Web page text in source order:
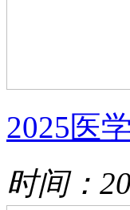
2025医
时间：